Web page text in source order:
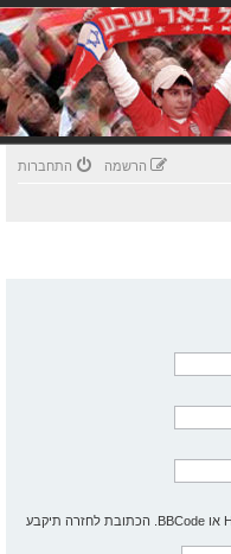
התחברות הרשמה
הודעה זו תשלח כטקסט נקי, אל תכלול כאו קוד HTML או BBCode. הכתובת לחזרה תיקבע